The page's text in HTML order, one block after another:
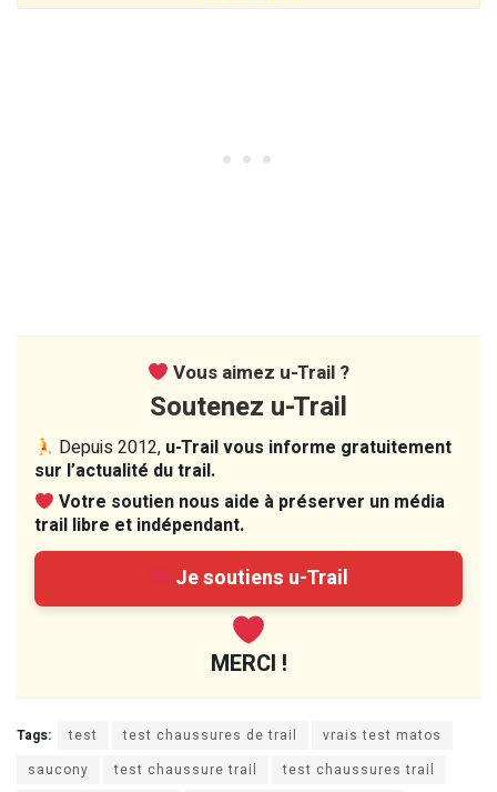
Vous aimez u-Trail ?
Soutenez u-Trail
Depuis 2012, u-Trail vous informe gratuitement
sur l’actualité du trail.
Votre soutien nous aide à préserver un média
trail libre et indépendant.
Je soutiens u-Trail
MERCI !
Tags: test test chaussures de trail
vrais test matos
saucony
test chaussure trail
test chaussures trail